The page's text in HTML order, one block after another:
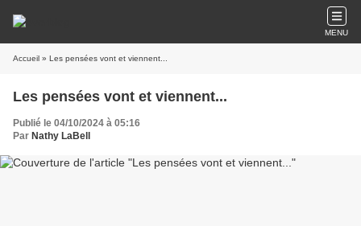
MENU
Accueil » Les pensées vont et viennent...
Les pensées vont et viennent...
Publié le 04/10/2024 à 05:16
Par Nathy LaBell